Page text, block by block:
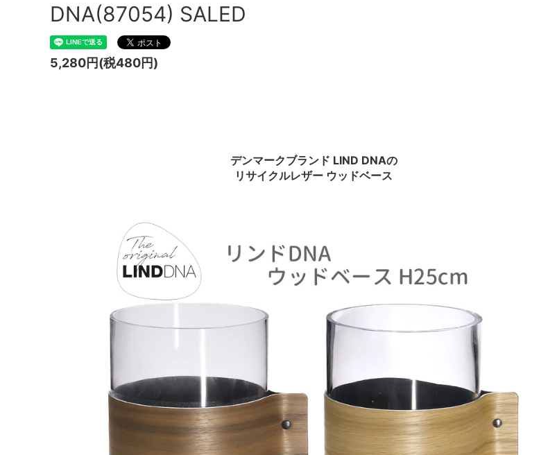
DNA(87054) SALED
5,280円(税480円)
デンマークブランド LIND DNAの
リサイクルレザー ウッドベース